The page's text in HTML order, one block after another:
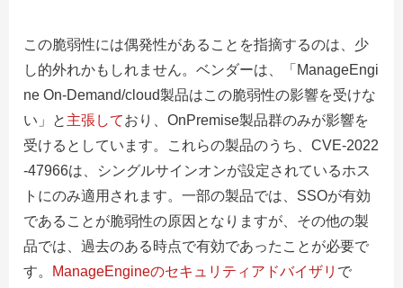
この脆弱性には偶発性があることを指摘するのは、少
し的外れかもしれません。ベンダーは、「ManageEngi
ne On-Demand/cloud製品はこの脆弱性の影響を受けな
い」と 主張しており、OnPremise製品群のみが影響を
受けるとしています。これらの製品のうち、CVE-2022
-47966は、シングルサインオンが設定されているホス
トにのみ適用されます。一部の製品では、SSOが有効
であることが脆弱性の原因となりますが、その他の製
品では、過去のある時点で有効であったことが必要で
す。
ManageEngineのセキュリティアドバイザリ で